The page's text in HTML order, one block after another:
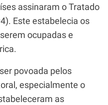
assinaram o Tratado
Este estabelecia os
ocupadas e
povoada pelos
especialmente o
as